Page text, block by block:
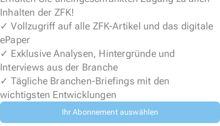
Inhalten der ZFK!
✓ Vollzugriff auf alle ZFK-Artikel und das digitale
ePaper
✓ Exklusive Analysen, Hintergründe und
Interviews aus der Branche
✓ Tägliche Branchen-Briefings mit den
wichtigsten Entwicklungen
Ihr Abonnement auswählen